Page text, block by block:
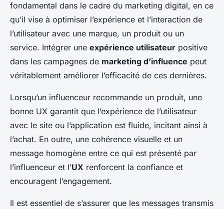
fondamental dans le cadre du marketing digital, en ce
qu’il vise à optimiser l’expérience et l’interaction de
l’utilisateur avec une marque, un produit ou un
service. Intégrer une expérience utilisateur positive
dans les campagnes de marketing d’influence peut
véritablement améliorer l’efficacité de ces dernières.
Lorsqu’un influenceur recommande un produit, une
bonne UX garantit que l’expérience de l’utilisateur
avec le site ou l’application est fluide, incitant ainsi à
l’achat. En outre, une cohérence visuelle et un
message homogène entre ce qui est présenté par
l’influenceur et l’UX renforcent la confiance et
encouragent l’engagement.
Il est essentiel de s’assurer que les messages transmis